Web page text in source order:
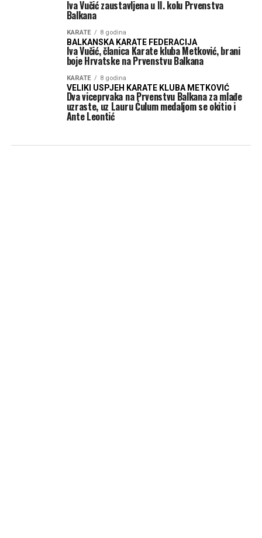
Iva Vučić zaustavljena u II. kolu Prvenstva
Balkana
KARATE 8 godina
BALKANSKA KARATE FEDERACIJA
Iva Vučić, članica Karate kluba Metković, brani
boje Hrvatske na Prvenstvu Balkana
KARATE 8 godina
VELIKI USPJEH KARATE KLUBA METKOVIĆ
Dva viceprvaka na Prvenstvu Balkana za mlađe
uzraste, uz Lauru Ćulum medaljom se okitio i
Ante Leontić